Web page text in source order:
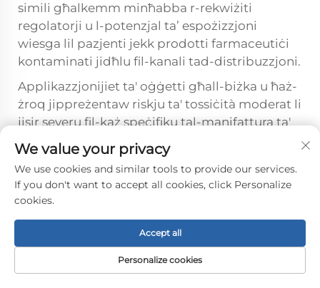
simili għalkemm minħabba r-rekwiżiti
regolatorji u l-potenzjal ta’ espożizzjoni
wiesga lil pazjenti jekk prodotti farmaceutiċi
kontaminati jidħlu fil-kanali tad-distribuzzjoni.
Applikazzjonijiet ta' oġġetti għall-biżka u ħaż-
żroq jippreżentaw riskju ta' tossiċità moderat li
jisir severu fil-każ speċifiku tal-manifattura ta'
formula għall-bibien, fejn il-popolazzjoni
vulnerabbli u r-rati għoljin ta' konsum relattivi
mal-piż tal-korpo jimmagnifikaw l-impatti
potenzjali. Applikazzjonijiet tal-laboratorju
dirett għas-saħħa tal-bniedem imma jistgħu
jġeneraw konsegwenzi indiretta sinifikanti
permezz ta' żballi analitiċi li jwasslu għall-
We value your privacy
We use cookies and similar tools to provide our services.
If you don't want to accept all cookies, click Personalize
cookies.
Personalize cookies
Accept all